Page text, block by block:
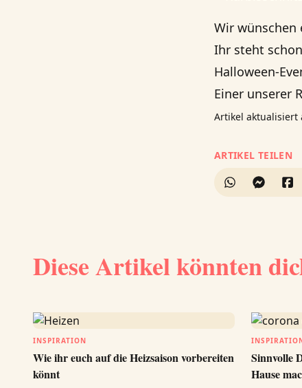
Wir wünschen
Ihr steht
Halloween-
Einer unserer
Artikel aktualisiert
ARTIKEL TEILEN
Diese Artikel könnten
INSPIRATION
Wie ihr euch auf die Heizsaison vorbereiten
könnt
Sinnvolle
Hause